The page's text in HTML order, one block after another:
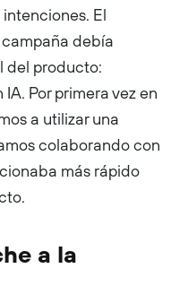
El
debía
del producto:
Por primera vez en
a utilizar una
colaborando con
más rápido
a la